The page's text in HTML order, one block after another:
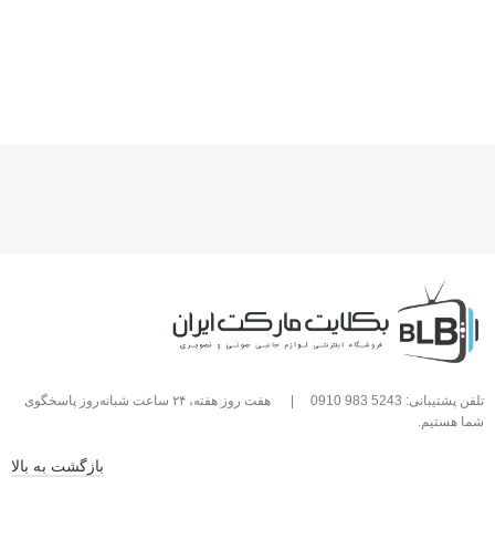
تلفن پشتیبانی: 5243 983 0910 |
هفت روز هفته، ۲۴ ساعت شبانه‌روز پاسخگوی
شما هستیم.
بازگشت به بالا